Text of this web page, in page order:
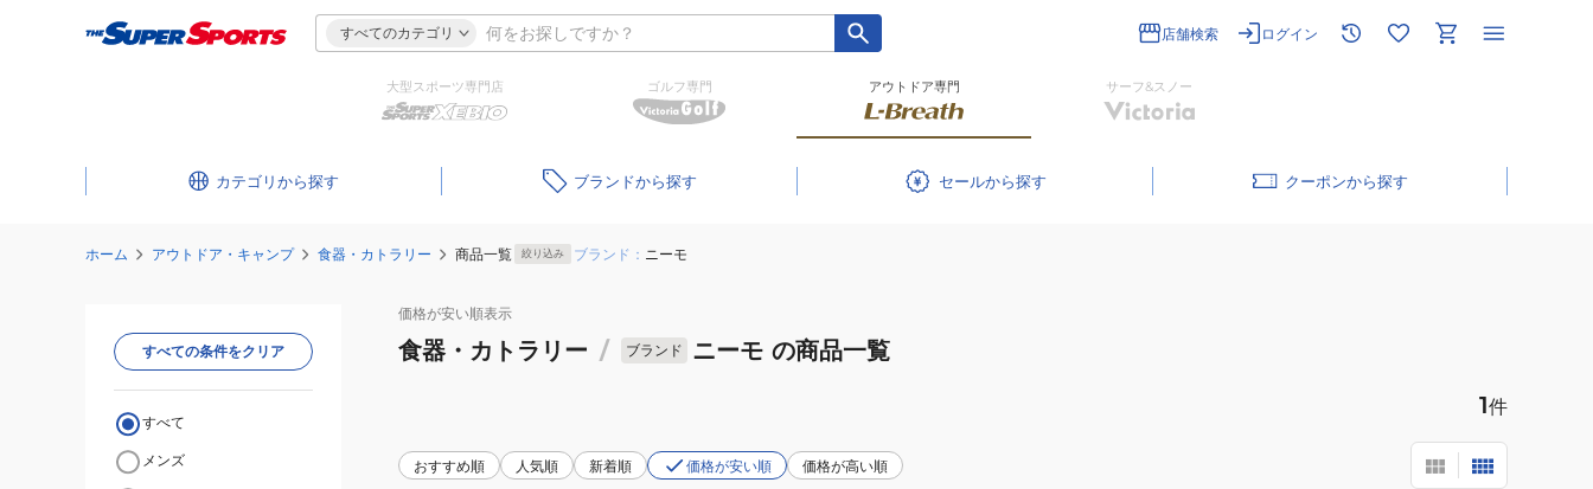
すべてのカテゴリ 店舗検索 ログイン
大型スポーツ専門店 ゴルフ専門 アウトドア専門 サーフ&スノー
カテゴリ ブランド セール クーポン
ホーム アウトドア・キャンプ 食器・カトラリー 商品一覧 絞り込み ブランド： ニーモ
価格が安い順表示
食器・カトラリー / ブランド ニーモ の商品一覧
1件
おすすめ順 人気順 新着順 価格が安い順 価格が高い順
すべての条件をクリア
すべて
メンズ